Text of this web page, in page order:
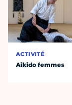
ACTIVITÉ
Aikido femmes